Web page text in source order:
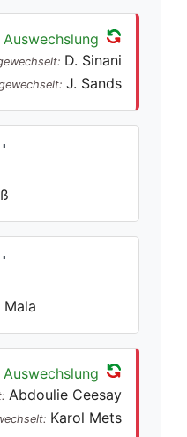
Auswechslung
D. Sinani
J. Sands
Mala
Auswechslung
Abdoulie Ceesay
Karol Mets